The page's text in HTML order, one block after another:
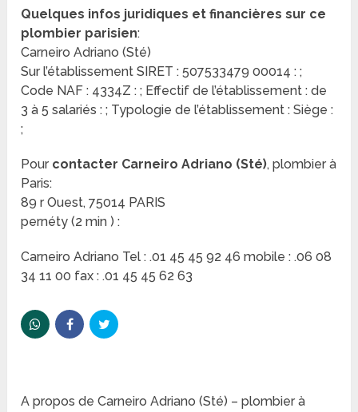
Quelques infos juridiques et financières sur ce
plombier parisien:
Carneiro Adriano (Sté)
Sur l’établissement SIRET : 507533479 00014 : ;
Code NAF : 4334Z : ; Effectif de l’établissement : de
3 à 5 salariés : ; Typologie de l’établissement : Siège :
;
Pour contacter Carneiro Adriano (Sté), plombier à
Paris:
89 r Ouest, 75014 PARIS
pernéty (2 min ) :
Carneiro Adriano Tel : .01 45 45 92 46 mobile : .06 08
34 11 00 fax : .01 45 45 62 63
A propos de Carneiro Adriano (Sté) – plombier à